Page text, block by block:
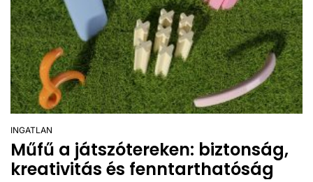
POSTED
IN
INGATLAN
Műfű a játszótereken: biztonság,
kreativitás és fenntarthatóság